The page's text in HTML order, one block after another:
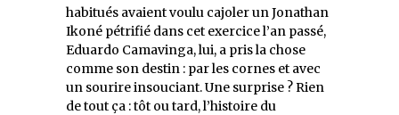
habitués avaient voulu cajoler un Jonathan
Ikoné pétrifié dans cet exercice l’an passé,
Eduardo Camavinga, lui, a pris la chose
comme son destin : par les cornes et avec
un sourire insouciant. Une surprise ? Rien
de tout ça : tôt ou tard, l’histoire du